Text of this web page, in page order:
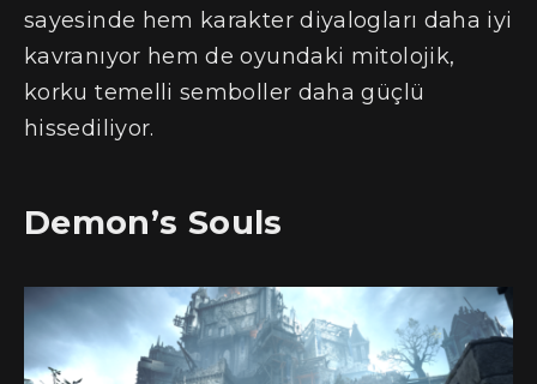
sayesinde hem karakter diyalogları daha iyi
kavranıyor hem de oyundaki mitolojik,
korku temelli semboller daha güçlü
hissediliyor.
Demon’s Souls